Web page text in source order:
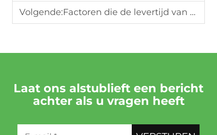
Volgende:Factoren die de levertijd van gereviseerde motoren beïnvloeden: productie, verzending en voordelen bij groothandelsbestellingen
Laat ons alstublieft een bericht
achter als u vragen heeft